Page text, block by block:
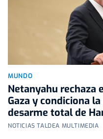
MUNDO
Netanyahu rechaza
Gaza y condiciona
desarme total de
NOTICIAS TALDEA MULTIMEDIA